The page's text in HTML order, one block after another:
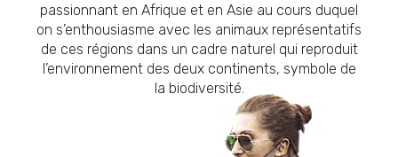
passionnant en Afrique et en Asie au cours duquel
on s’enthousiasme avec les animaux représentatifs
de ces régions dans un cadre naturel qui reproduit
l’environnement des deux continents, symbole de
la biodiversité.